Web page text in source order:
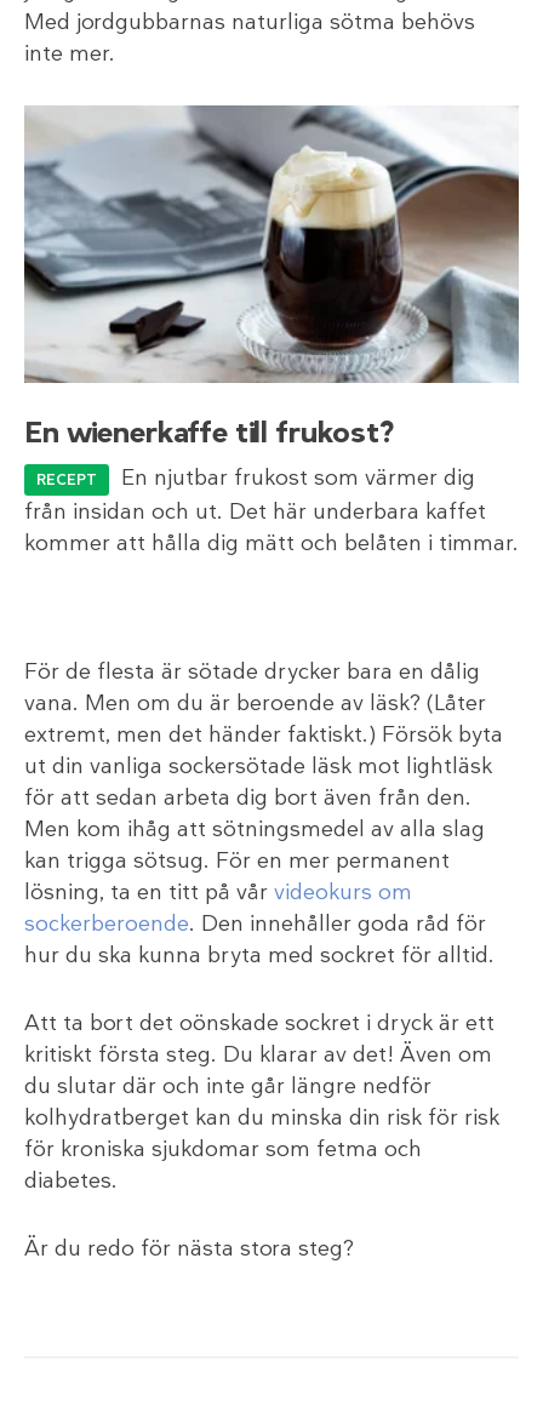
Med jordgubbarnas naturliga sötma behövs
inte mer.
En wienerkaffe till frukost?
RECEPT
En njutbar frukost som värmer dig
från insidan och ut. Det här underbara kaffet
kommer att hålla dig mätt och belåten i timmar.
För de flesta är sötade drycker bara en dålig
vana. Men om du är beroende av läsk? (Låter
extremt, men det händer faktiskt.) Försök byta
ut din vanliga sockersötade läsk mot lightläsk
för att sedan arbeta dig bort även från den.
Men kom ihåg att sötningsmedel av alla slag
kan trigga sötsug. För en mer permanent
lösning, ta en titt på vår videokurs om
sockerberoende. Den innehåller goda råd för
hur du ska kunna bryta med sockret för alltid.
Att ta bort det oönskade sockret i dryck är ett
kritiskt första steg. Du klarar av det! Även om
du slutar där och inte går längre nedför
kolhydratberget kan du minska din risk för risk
för kroniska sjukdomar som fetma och
diabetes.
Är du redo för nästa stora steg?